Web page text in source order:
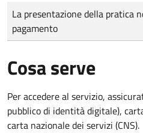
Tipo di pagamento
Importo
La presentazione della pratica
pagamento
Cosa serve
Per accedere al servizio,
pubblico di identità digitale),
carta nazionale dei servizi (CNS).